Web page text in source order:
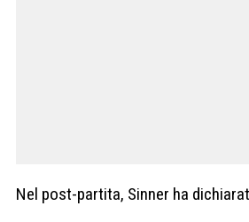
Nel post-partita, Sinner ha